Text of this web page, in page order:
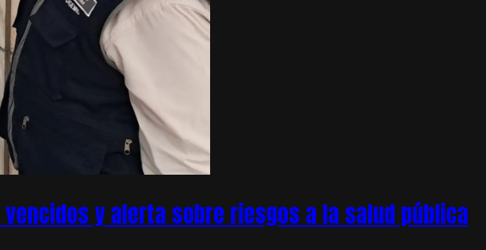
y alerta sobre riesgos a la salud pública